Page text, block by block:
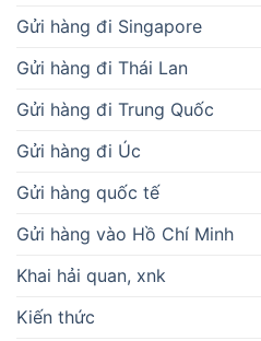
Gửi hàng đi Singapore
Gửi hàng đi Thái Lan
Gửi hàng đi Trung Quốc
Gửi hàng đi Úc
Gửi hàng quốc tế
Gửi hàng vào Hồ Chí Minh
Khai hải quan, xnk
Kiến thức